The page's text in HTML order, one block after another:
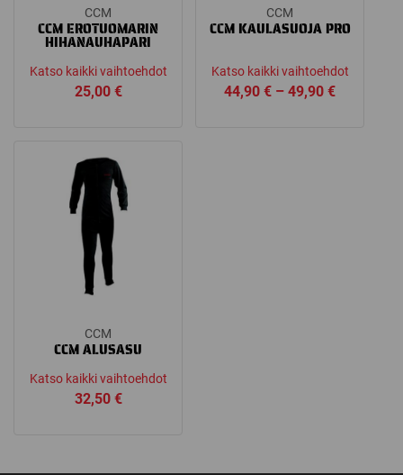
CCM
CCM EROTUOMARIN
HIHANAUHAPARI
Katso kaikki vaihtoehdot
25,00 €
CCM
CCM KAULASUOJA PRO
Katso kaikki vaihtoehdot
44,90€ – 49,90€Price
CCM
CCM ALUSASU
Katso kaikki vaihtoehdot
32,50 €